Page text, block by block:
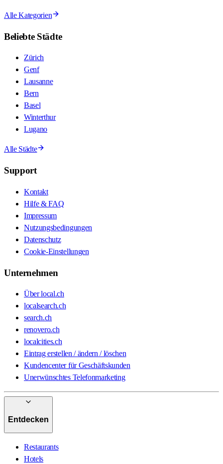
Alle Kategorien
Beliebte Städte
Zürich
Genf
Lausanne
Bern
Basel
Winterthur
Lugano
Alle Städte
Support
Kontakt
Hilfe & FAQ
Impressum
Nutzungsbedingungen
Datenschutz
Cookie-Einstellungen
Unternehmen
Über local.ch
localsearch.ch
search.ch
renovero.ch
localcities.ch
Eintrag erstellen / ändern / löschen
Kundencenter für Geschäftskunden
Unerwünschtes Telefonmarketing
Entdecken
Restaurants
Hotels